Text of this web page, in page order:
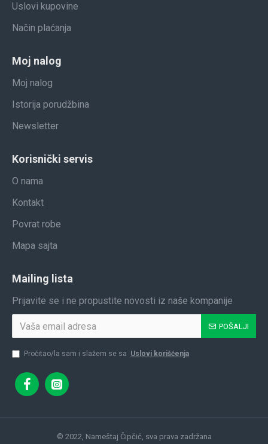
Uslovi kupovine
Način plaćanja
Moj nalog
Moj nalog
Istorija porudžbina
Newsletter
Korisnički servis
O nama
Kontakt
Povrat robe
Mapa sajta
Mailing lista
Prijavite se i ne propustite novosti iz naše kompanije
POŠALJI
Pročitao/la sam i slažem se sa Uslovi korišćenja
© 2022, Nameštaj Čipčić, sva prava zadržana